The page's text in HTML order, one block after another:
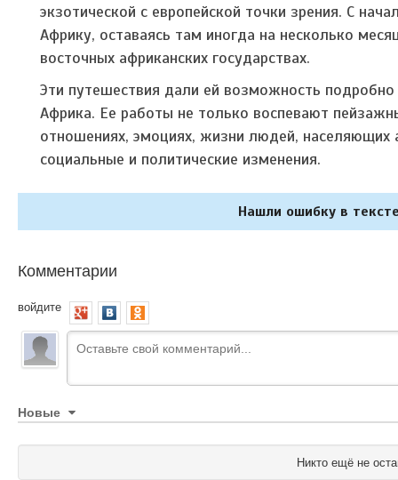
экзотической с европейской точки зрения. С
Африку, оставаясь там иногда на несколько
восточных африканских государствах.
Эти путешествия дали ей возможность
Африка. Ее работы не только воспевают
отношениях, эмоциях, жизни людей,
социальные и политические изменения.
Нашли ошибку в
Комментарии
войдите
Новые
Никто ещё не